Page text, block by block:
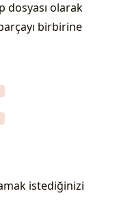
dosyası olarak
birbirine
istediğinizi